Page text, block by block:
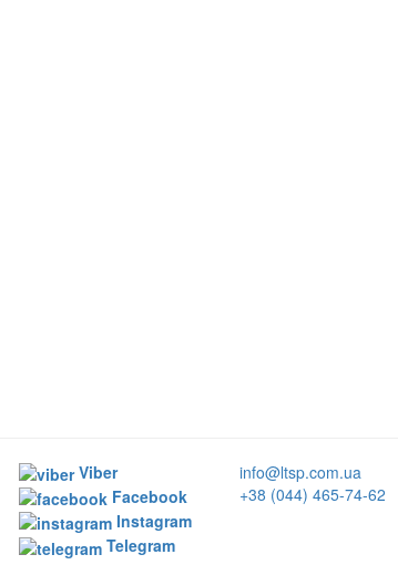
Viber
Facebook
Instagram
Telegram
info@ltsp.com.ua
+38 (044) 465-74-62